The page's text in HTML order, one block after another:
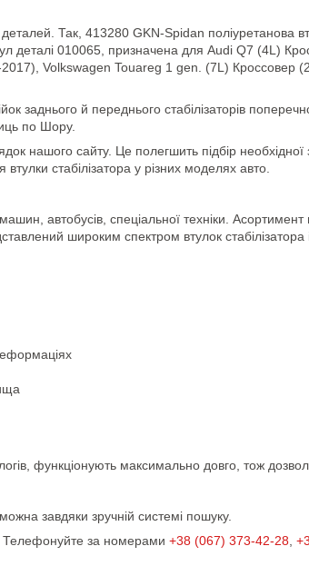
Так, 413280 GKN-Spidan поліуретанова
деталі 010065, призначена для Audi Q7 (4L)
Volkswagen Touareg 1 gen. (7L) Кроссовер
заднього й переднього стабілізаторів
по Шору.
нашого сайту. Це полегшить підбір
стабілізатора у різних моделях авто.
автобусів, спеціальної техніки.
широким спектром втулок
функціонують максимально довго, тож
можна завдяки зручній системі пошуку.
Телефонуйте за номерами +38 (067) 373-42-28,